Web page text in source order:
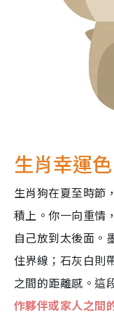
生肖幸運
生肖狗在夏至時節
積上。你一向重情
自己放到太後面。
住界線；石灰白則
之間的距離感。這
作夥伴或家人之間